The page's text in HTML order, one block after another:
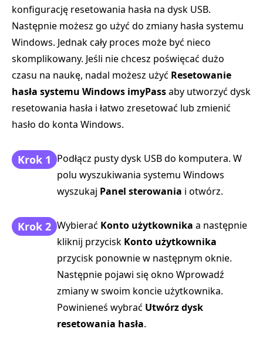
konfigurację resetowania hasła na dysk USB.
Następnie możesz go użyć do zmiany hasła systemu
Windows. Jednak cały proces może być nieco
skomplikowany. Jeśli nie chcesz poświęcać dużo
czasu na naukę, nadal możesz użyć Resetowanie
hasła systemu Windows imyPassaby utworzyć dysk
resetowania hasła i łatwo zresetować lub zmienić
hasło do konta Windows.
Krok 1 Podłącz pusty dysk USB do komputera. W
polu wyszukiwania systemu Windows
wyszukaj Panel sterowania i otwórz.
Krok 2 Wybierać Konto użytkownika a następnie
kliknij przycisk Konto użytkownika
przycisk ponownie w następnym oknie.
Następnie pojawi się okno Wprowadź
zmiany w swoim koncie użytkownika.
Powinieneś wybrać Utwórz dysk
resetowania hasła.